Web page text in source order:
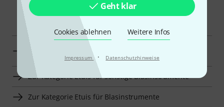
Geht klar
Cookies ablehnen Weitere Infos
Impressum · Datenschutzhinweise
Smart Navigator
Sandner Etuis für sonstige Blasinstrumente zur
Zur Kategorie Etuis für sonstige Blasinstrumente
Zur Kategorie Etuis für Blasinstrumente